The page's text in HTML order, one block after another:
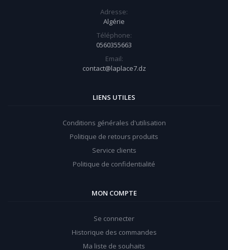
Adresse:
Algérie
Téléphone:
0560355663
Email:
contact@laplace7.dz
LIENS UTILES
Conditions générales d'utilisation
Politique de retours produits
Service clients
Politique de confidentialité
MON COMPTE
Se connecter
Historique des commandes
Ma liste de souhaits